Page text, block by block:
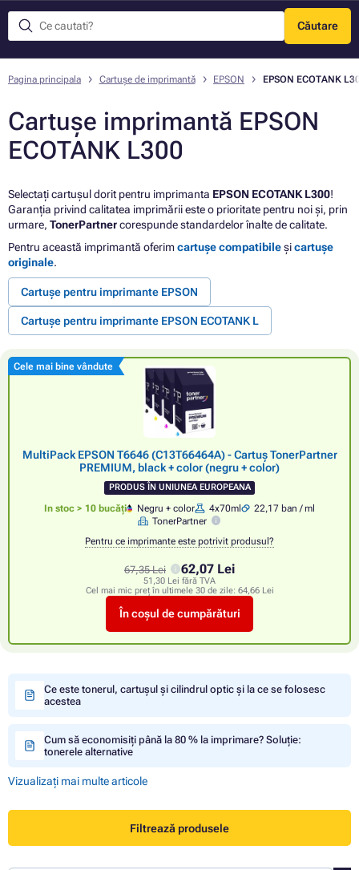
Căutare
Meniu
Pagina principala Cartușe de imprimantă EPSON EPSON ECOTANK
Cartușe imprimantă EPSON
ECOTANK L300
Selectați cartușul dorit pentru imprimanta EPSON ECOTANK L300!
Garanția privind calitatea imprimării este o prioritate pentru noi și, prin
urmare, TonerPartnercorespunde standardelor înalte de calitate.
Pentru această imprimantă oferimcartușe compatibileșicartușe
originale.
Cartușe pentru imprimante EPSON
Cartușe pentru imprimante EPSON ECOTANK L
Cele mai bine vândute
MultiPack EPSON T6646 (C13T66464A) - Cartuș TonerPartner
PREMIUM, black + color (negru + color)
PRODUS ÎN UNIUNEA EUROPEANA
In stoc > 10 bucăți Negru + color 4x70ml
22,17 ban / ml
TonerPartner
Pentru ce imprimante este potrivit produsul?
67,35 Lei 62,07 Lei
51,30 Lei fără TVA
Cel mai mic preț în ultimele 30 de zile: 64,66 Lei
În coșul de cumpărături
Ce este tonerul, cartușul și cilindrul optic și la ce se folosesc
acestea
Cum să economisiți până la 80 % la imprimare? Soluție:
tonerele alternative
Vizualizați mai multe articole
Filtrează produsele